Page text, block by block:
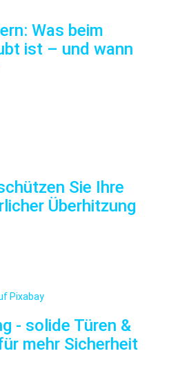
Was beim
ist – und wann
Sie Ihre
Überhitzung
- solide Türen &
mehr Sicherheit